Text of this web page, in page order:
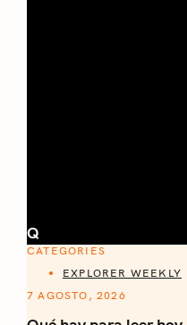
Q
CATEGORIES
EXPLORER WEEKLY
7 AGOSTO, 2026